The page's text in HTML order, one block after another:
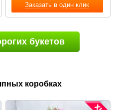
Заказать в один клик
букетов
коробках